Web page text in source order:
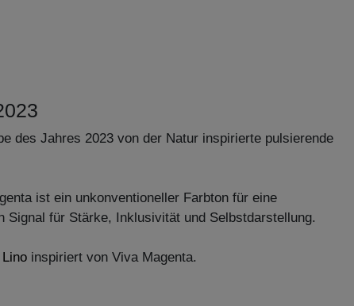
des Jahres 2023 von der Natur inspirierte pulsierende
ist ein unkonventioneller Farbton für eine
Signal für Stärke, Inklusivität und Selbstdarstellung.
inspiriert von Viva Magenta.